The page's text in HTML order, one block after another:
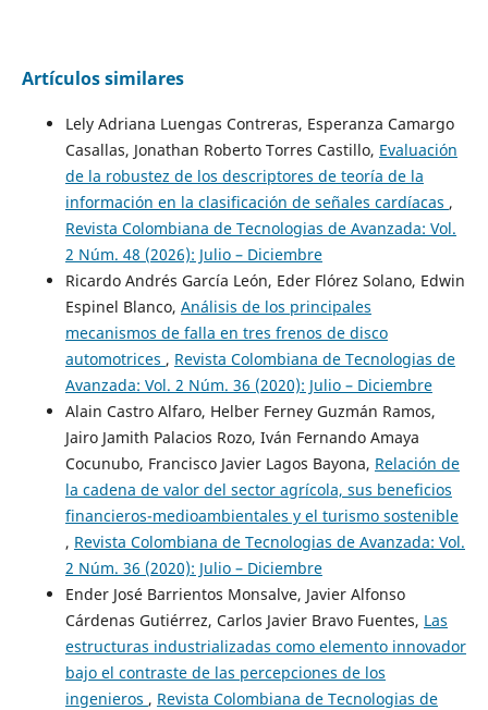
Artículos similares
Lely Adriana Luengas Contreras, Esperanza Camargo
Casallas, Jonathan Roberto Torres Castillo, Evaluación
de la robustez de los descriptores de teoría de la
información en la clasificación de señales cardíacas ,
Revista Colombiana de Tecnologias de Avanzada: Vol.
2 Núm. 48 (2026): Julio – Diciembre
Ricardo Andrés García León, Eder Flórez Solano, Edwin
Espinel Blanco, Análisis de los principales
mecanismos de falla en tres frenos de disco
automotrices , Revista Colombiana de Tecnologias de
Avanzada: Vol. 2 Núm. 36 (2020): Julio – Diciembre
Alain Castro Alfaro, Helber Ferney Guzmán Ramos,
Jairo Jamith Palacios Rozo, Iván Fernando Amaya
Cocunubo, Francisco Javier Lagos Bayona, Relación de
la cadena de valor del sector agrícola, sus beneficios
financieros-medioambientales y el turismo sostenible
, Revista Colombiana de Tecnologias de Avanzada: Vol.
2 Núm. 36 (2020): Julio – Diciembre
Ender José Barrientos Monsalve, Javier Alfonso
Cárdenas Gutiérrez, Carlos Javier Bravo Fuentes, Las
estructuras industrializadas como elemento innovador
bajo el contraste de las percepciones de los
ingenieros , Revista Colombiana de Tecnologias de